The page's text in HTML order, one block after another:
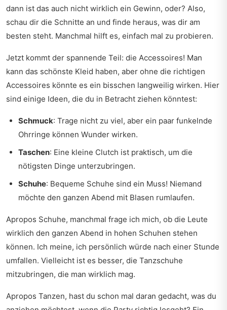
dann ist das auch nicht wirklich ein Gewinn, oder? Also,
schau dir die Schnitte an und finde heraus, was dir am
besten steht. Manchmal hilft es, einfach mal zu probieren.
Jetzt kommt der spannende Teil: die Accessoires! Man
kann das schönste Kleid haben, aber ohne die richtigen
Accessoires könnte es ein bisschen langweilig wirken. Hier
sind einige Ideen, die du in Betracht ziehen könntest:
Schmuck: Trage nicht zu viel, aber ein paar funkelnde
Ohrringe können Wunder wirken.
Taschen: Eine kleine Clutch ist praktisch, um die
nötigsten Dinge unterzubringen.
Schuhe: Bequeme Schuhe sind ein Muss! Niemand
möchte den ganzen Abend mit Blasen rumlaufen.
Apropos Schuhe, manchmal frage ich mich, ob die Leute
wirklich den ganzen Abend in hohen Schuhen stehen
können. Ich meine, ich persönlich würde nach einer Stunde
umfallen. Vielleicht ist es besser, die Tanzschuhe
mitzubringen, die man wirklich mag.
Apropos Tanzen, hast du schon mal daran gedacht, was du